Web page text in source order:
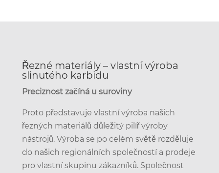
Řezné materiály – vlastní výroba
slinutého karbidu
Preciznost začíná u suroviny
Proto představuje vlastní výroba našich
řezných materiálů důležitý pilíř výroby
nástrojů. Výroba se po celém světě rozděluje
do našich regionálních společností a prodeje
pro vlastní skupinu zákazníků. Společnost